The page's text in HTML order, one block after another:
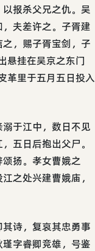
报杀父兄之仇。吴
夫差许之。子胥建
，赐子胥宝剑，子
悬挂在吴京之东门
革里于五月五日投入
于江中，数日不见
五日后抱出父尸。
扬。孝女曹娥之
之处兴建曹娥庙，
诗，复哀其忠勇事
字睿卿竞雄，号鉴